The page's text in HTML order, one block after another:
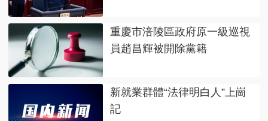
重慶市涪陵區政府原一級巡視
員趙昌輝被開除黨籍
新就業群體“法律明白人”上崗
記